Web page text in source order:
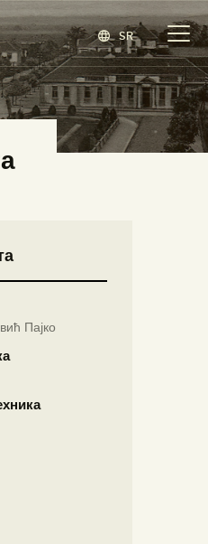
SR
ЈАГОДИНА
Пајко